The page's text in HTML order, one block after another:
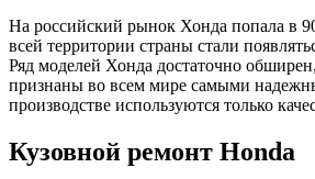
На российский рынок Хонда попала в
всей территории страны стали
Ряд моделей Хонда достаточно
признаны во всем мире самыми
производстве используются только
Кузовной ремонт Honda